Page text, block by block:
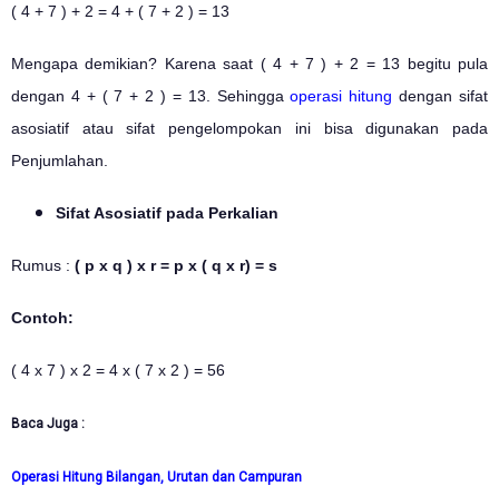
( 4 + 7 ) + 2 = 4 + ( 7 + 2 ) = 13
Mengapa demikian? Karena saat ( 4 + 7 ) + 2 = 13 begitu pula
dengan 4 + ( 7 + 2 ) = 13. Sehinggaoperasi hitung dengan sifat
asosiatif atau sifat pengelompokan ini bisa digunakan pada
Penjumlahan.
Sifat Asosiatif pada Perkalian
Rumus : ( p x q ) x r = p x ( q x r) = s
Contoh:
( 4 x 7 ) x 2 = 4 x ( 7 x 2 ) = 56
Baca Juga :
Operasi Hitung Bilangan, Urutan dan Campuran